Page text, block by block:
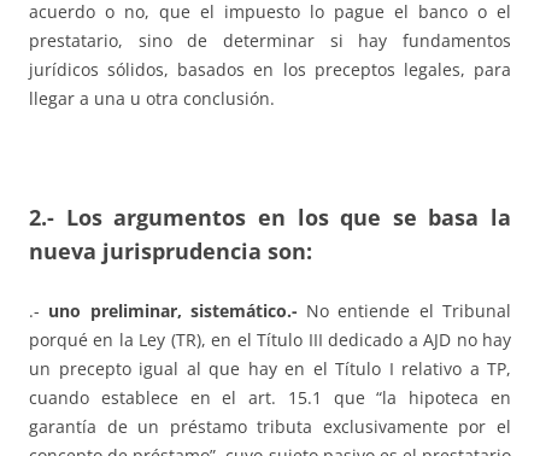
acuerdo o no, que el impuesto lo pague el banco o el
prestatario, sino de determinar si hay fundamentos
jurídicos sólidos, basados en los preceptos legales, para
llegar a una u otra conclusión.
2.- Los argumentos en los que se basa la
nueva jurisprudencia son:
.- uno preliminar, sistemático.- No entiende el Tribunal
porqué en la Ley (TR), en el Título III dedicado a AJD no hay
un precepto igual al que hay en el Título I relativo a TP,
cuando establece en el art. 15.1 que “la hipoteca en
garantía de un préstamo tributa exclusivamente por el